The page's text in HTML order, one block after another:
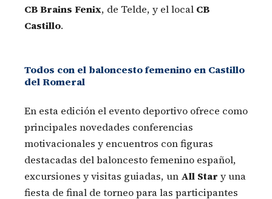
CB Brains Fenix, de Telde, y el local CB
Castillo.
Todos con el baloncesto femenino en Castillo
del Romeral
En esta edición el evento deportivo ofrece como
principales novedades conferencias
motivacionales y encuentros con figuras
destacadas del baloncesto femenino español,
excursiones y visitas guiadas, un All Star y una
fiesta de final de torneo para las participantes